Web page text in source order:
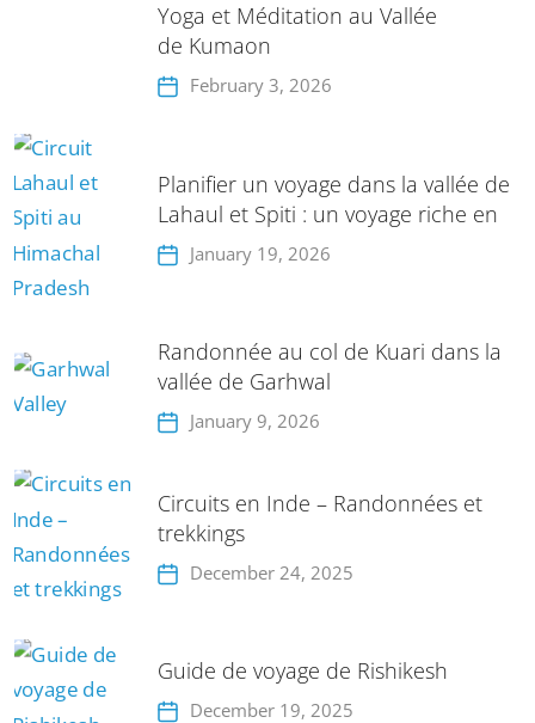
Yoga et Méditation au Vallée
de Kumaon
February 3, 2026
Planifier un voyage dans la vallée de
Lahaul et Spiti : un voyage riche en
aventures
January 19, 2026
Randonnée au col de Kuari dans la
vallée de Garhwal
January 9, 2026
Circuits en Inde – Randonnées et
trekkings
December 24, 2025
Guide de voyage de Rishikesh
December 19, 2025